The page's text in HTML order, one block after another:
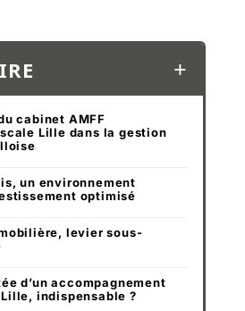
cabinet AMFF
Lille dans la gestion
un environnement
optimisé
levier sous-
d’un accompagnement
indispensable ?